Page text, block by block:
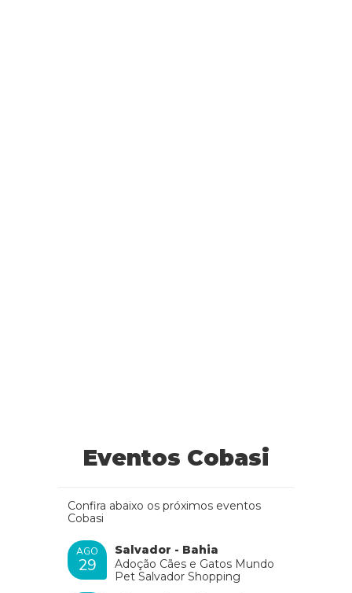
Eventos Cobasi
Confira abaixo os próximos eventos
Cobasi
AGO
29
Salvador - Bahia
Adoção Cães e Gatos Mundo
Pet Salvador Shopping